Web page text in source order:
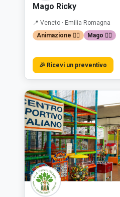
Mago Ricky
📍 Veneto · Emilia-Romagna
Animazione 🤹‍♂️
Mago 🧙‍♂️
🎉 Ricevi un preventivo